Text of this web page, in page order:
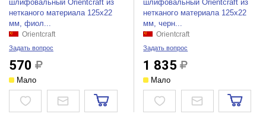
шлифовальный Orientcraft из
нетканого материала 125x22
мм, фиол...
Orientcraft
Задать вопрос
570
Мало
шлифовальный Orientcraft из
нетканого материала 125x22
мм, черн...
Orientcraft
Задать вопрос
1 835
Мало